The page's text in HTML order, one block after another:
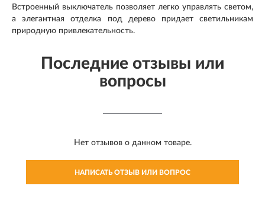
Встроенный выключатель позволяет легко управлять светом,
а элегантная отделка под дерево придает светильникам
природную привлекательность.
Последние отзывы или
вопросы
Нет отзывов о данном товаре.
НАПИСАТЬ ОТЗЫВ ИЛИ ВОПРОС